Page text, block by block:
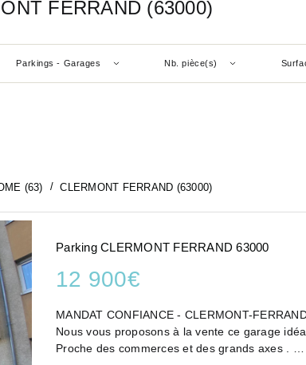
FERRAND (63000)
Parkings - Garages Nb. pièce(s)
(63) CLERMONT FERRAND (63000)
Parking CLERMONT FERRAND 63000
12 900€
MANDAT CONFIANCE - CLERMONT-
Nous vous proposons à la vente ce garage
Proche des commerces et des grands axes .